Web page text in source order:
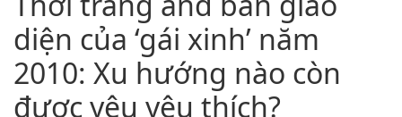
diện của ‘gái xinh’ năm
2010: Xu hướng nào còn
được yêu yêu thích?